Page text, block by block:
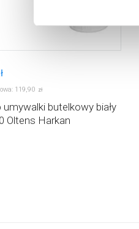
119,90 zł
butelkowy biały
Oltens Harkan